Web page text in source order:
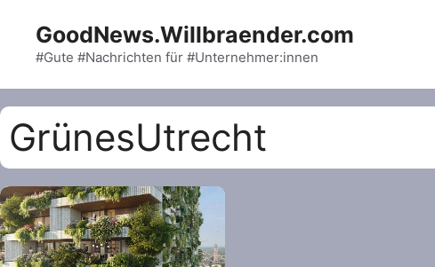
content
GoodNews.Willbraender.com
#Gute #Nachrichten für #Unternehmer:innen
GrünesUtrecht